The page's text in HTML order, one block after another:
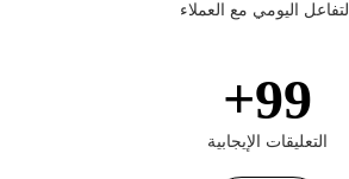
التفاعل اليومي مع العملاء
التعليقات الإيجابية
99
+